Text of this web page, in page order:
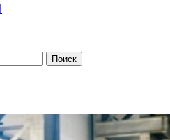
Поиск